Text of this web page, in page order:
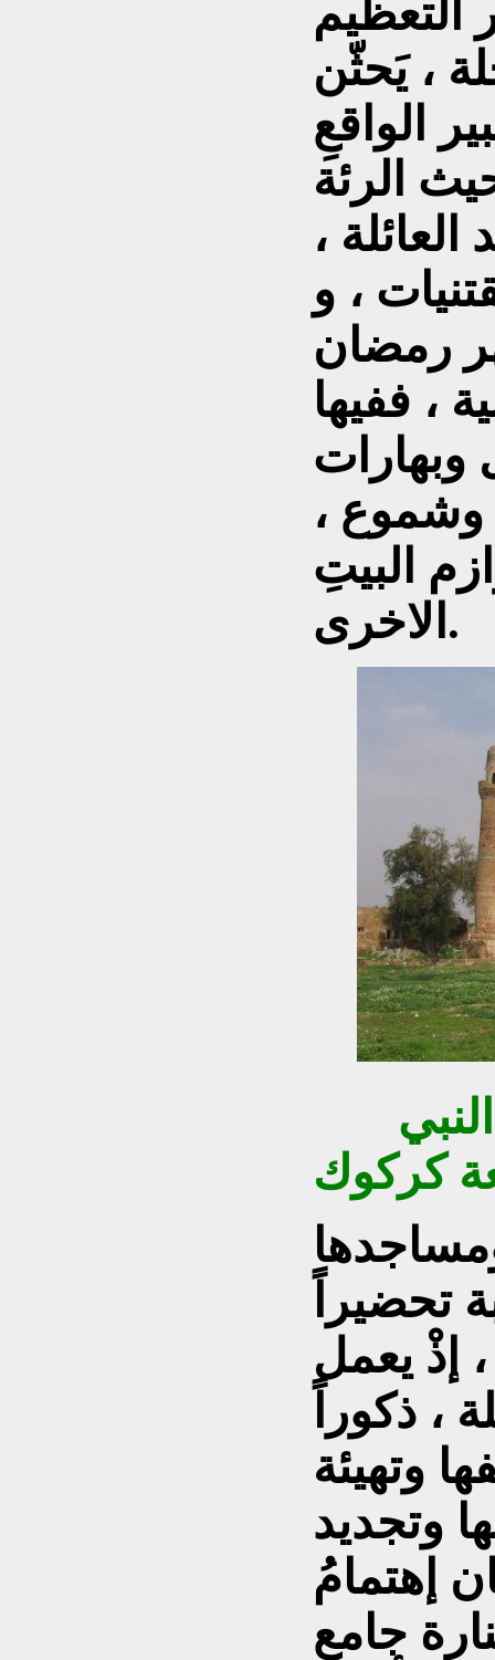
التعظيم
، يَحثّن
الواقعِ
الرئة
العائلة ،
، و
رمضان
، ففيها
وشموع ،
البيتِ
الاخرى.
كركوك
تحضيراً
إذْ يعمل
، ذكوراً
وتهيئة
وتجديد
إهتمامُ
جامع